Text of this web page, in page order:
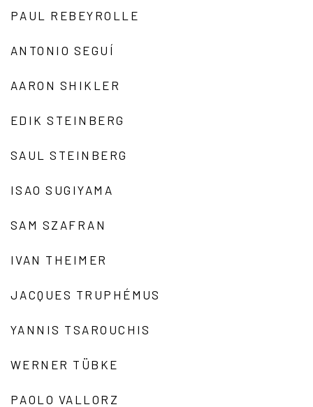
PAUL REBEYROLLE
ANTONIO SEGUÍ
AARON SHIKLER
EDIK STEINBERG
SAUL STEINBERG
ISAO SUGIYAMA
SAM SZAFRAN
IVAN THEIMER
JACQUES TRUPHÉMUS
YANNIS TSAROUCHIS
WERNER TÜBKE
PAOLO VALLORZ